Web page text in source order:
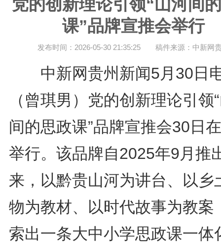
党的创新理论引领“山河间
课”品牌宣推会举行
发布时间：2026-05-30 21:35:25 稿件来源：中新网
中新网贵州新闻5月30日
（曾琪男）党的创新理论引领
间的思政课”品牌宣推会30日
举行。该品牌自2025年9月推
来，以黔贵山河为讲台、以乡
物为教材、以时代故事为教案
索出一条大中小学思政课一体